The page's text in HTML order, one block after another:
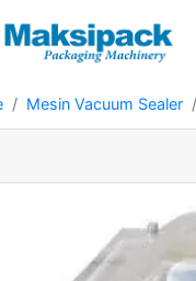
Mesin Vacuum Sealer